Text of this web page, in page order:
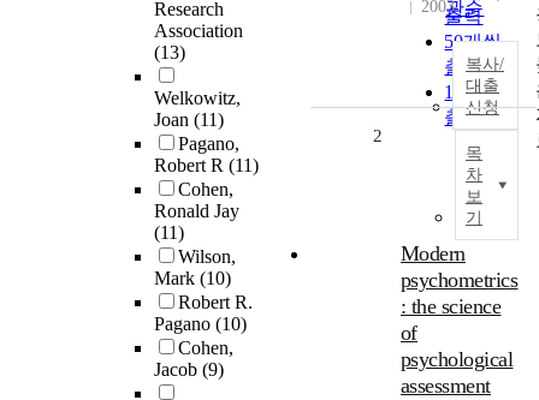
Research
Association
(13)
Welkowitz,
Joan (11)
Pagano,
Robert R (11)
Cohen,
Ronald Jay
(11)
Wilson,
Mark (10)
Robert R.
Pagano (10)
Cohen,
Jacob (9)
관순
출력
50개씩
출력
100개씩
출력
2003
복사/
대출
신청
목
차
보
기
2
Modern
psychometrics
: the science
of
psychological
assessment